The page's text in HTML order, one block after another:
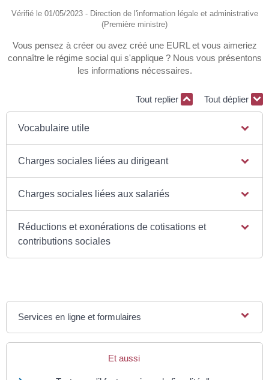
Vérifié le 01/05/2023 - Direction de l'information légale et administrative
(Première ministre)
Vous pensez à créer ou avez créé une EURL et vous aimeriez
connaître le régime social qui s'applique ? Nous vous présentons
les informations nécessaires.
Tout replier Tout déplier
Vocabulaire utile
Charges sociales liées au dirigeant
Charges sociales liées aux salariés
Réductions et exonérations de cotisations et
contributions sociales
Services en ligne et formulaires
Et aussi